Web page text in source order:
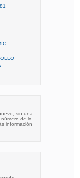
sin una
número de la
información